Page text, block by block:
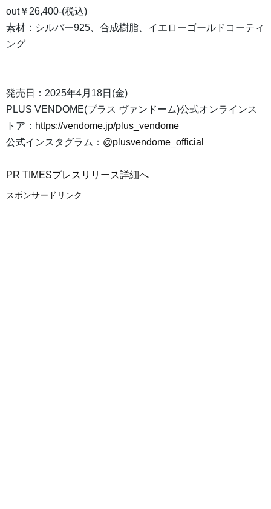
out￥26,400-(税込)
素材：シルバー925、合成樹脂、イエローゴールドコーティ
ング
発売日：2025年4月18日(金)
PLUS VENDOME(プラス ヴァンドーム)公式オンラインス
トア： https://vendome.jp/plus_vendome
公式インスタグラム： @plusvendome_official
PR TIMESプレスリリース詳細へ
スポンサードリンク